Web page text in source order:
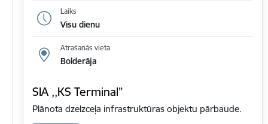
Laiks
Visu dienu
Atrašanās vieta
Bolderāja
SIA ,,KS Terminal”
Plānota dzelzceļa infrastruktūras objektu pārbaude.